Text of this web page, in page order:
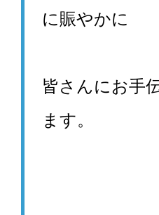
に賑やかに
皆さんにお手
ます。